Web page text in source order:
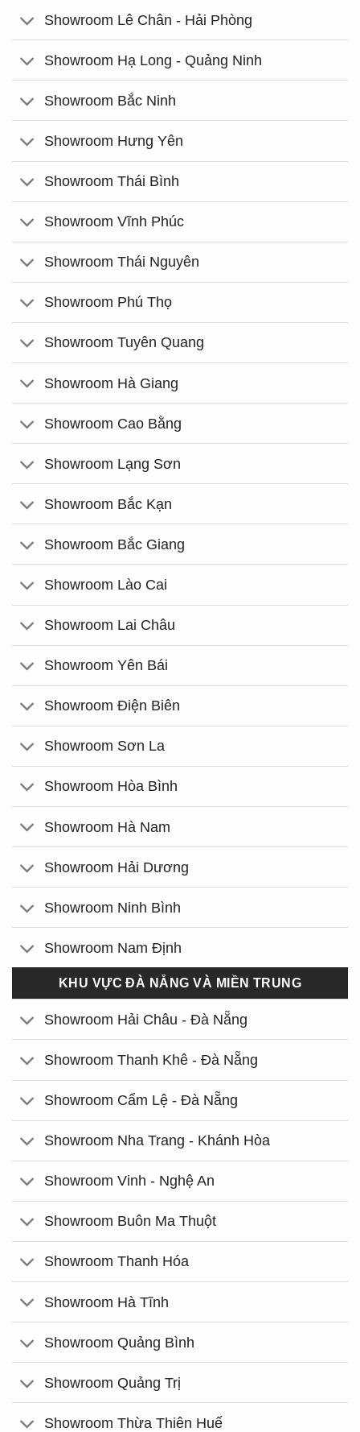
Showroom Lê Chân - Hải Phòng
Showroom Hạ Long - Quảng Ninh
Showroom Bắc Ninh
Showroom Hưng Yên
Showroom Thái Bình
Showroom Vĩnh Phúc
Showroom Thái Nguyên
Showroom Phú Thọ
Showroom Tuyên Quang
Showroom Hà Giang
Showroom Cao Bằng
Showroom Lạng Sơn
Showroom Bắc Kạn
Showroom Bắc Giang
Showroom Lào Cai
Showroom Lai Châu
Showroom Yên Bái
Showroom Điện Biên
Showroom Sơn La
Showroom Hòa Bình
Showroom Hà Nam
Showroom Hải Dương
Showroom Ninh Bình
Showroom Nam Định
KHU VỰC ĐÀ NẴNG VÀ MIỀN TRUNG
Showroom Hải Châu - Đà Nẵng
Showroom Thanh Khê - Đà Nẵng
Showroom Cẩm Lệ - Đà Nẵng
Showroom Nha Trang - Khánh Hòa
Showroom Vinh - Nghệ An
Showroom Buôn Ma Thuột
Showroom Thanh Hóa
Showroom Hà Tĩnh
Showroom Quảng Bình
Showroom Quảng Trị
Showroom Thừa Thiên Huế